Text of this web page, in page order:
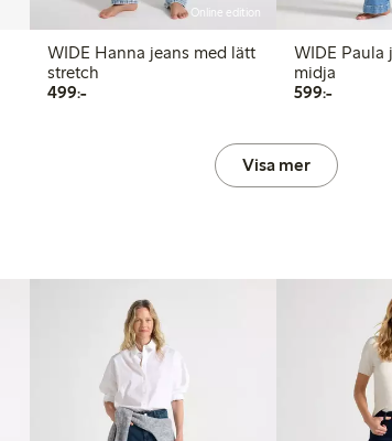
Online edition
WIDE Hanna jeans med lätt
stretch
499:-499,00 kr
WIDE Paula jeans med hög
midja
599:-599,00 kr
Visa mer